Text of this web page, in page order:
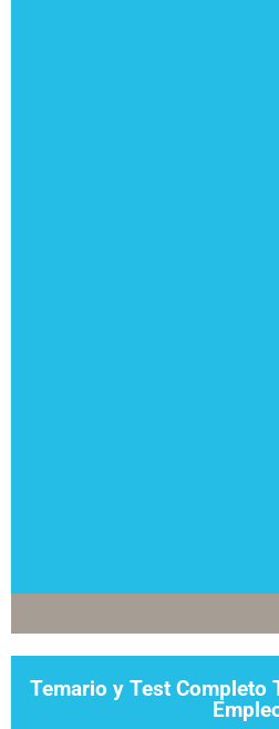
Temario y Test Completo